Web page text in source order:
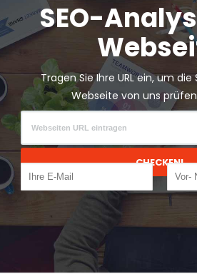
SEO-
Tragen Sie Ihre URL ein, um
Webseite von uns